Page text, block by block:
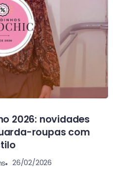
2026: novidades
roupas com
26/02/2026